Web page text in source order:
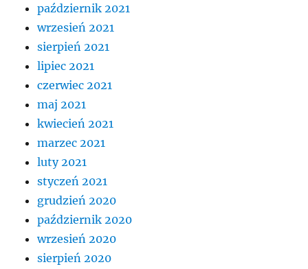
październik 2021
wrzesień 2021
sierpień 2021
lipiec 2021
czerwiec 2021
maj 2021
kwiecień 2021
marzec 2021
luty 2021
styczeń 2021
grudzień 2020
październik 2020
wrzesień 2020
sierpień 2020